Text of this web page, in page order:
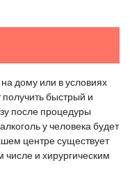
дому или в условиях
быстрый и
после процедуры
у человека будет
центре существует
числе и хирургическим